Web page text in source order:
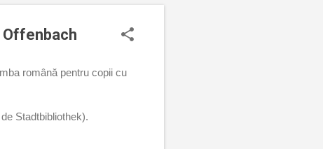
română pentru copii cu
Stadtbibliothek).